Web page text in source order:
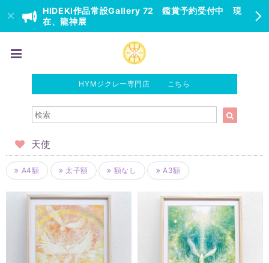
HIDEKI作品常設Gallery 72 鑑賞予約受付中 現
在、龍神展
HYMジクレー専門店 こちら
天使
A4額 太子額 額なし A3額